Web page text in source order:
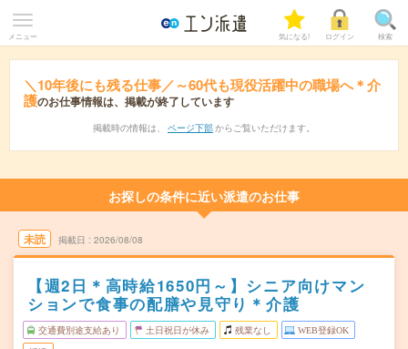
メニュー 気になる! ログイン 検索
＼10年後にも残る仕事／～60代も現役活躍中の職場へ＊介
護のお仕事情報は、掲載が終了しています
掲載時の情報は、 ページ下部 からご覧いただけます。
お探しの条件に近い派遣のお仕事
未読 掲載日 2026/08/08
【週2日＊高時給1650円～】シニア向けマン
ションで食事の配膳や見守り＊介護
交通費別途支給あり 土日祝日が休み 残業なし WEB登録OK